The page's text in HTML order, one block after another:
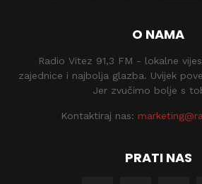
O NAMA
Radio Vitez 91,3 FM - lokalne
zajednice i najbolja glazba. Uvijek
Jer zvučimo bolje s
Kontaktiraj nas:
PRATI NAS